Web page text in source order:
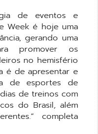
de eventos e
Week é hoje uma
gerando uma
promover os
no hemisfério
é de apresentar e
de esportes de
de treinos com
do Brasil, além
completa